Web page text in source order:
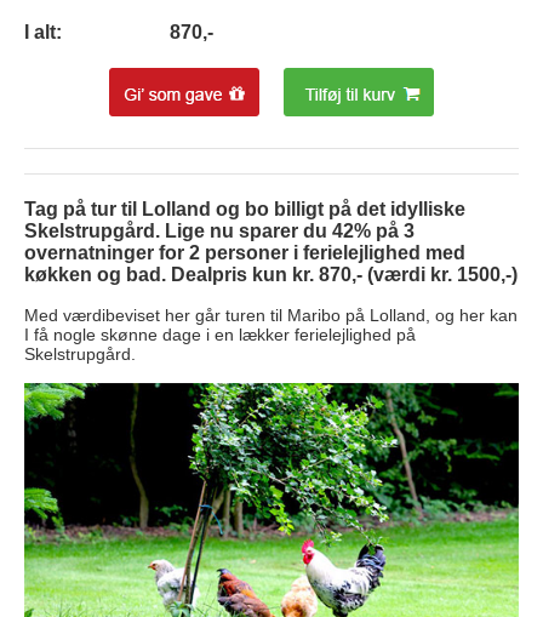
I alt: 870,-
Tag på tur til Lolland og bo billigt på det idylliske
Skelstrupgård. Lige nu sparer du 42% på 3
overnatninger for 2 personer i ferielejlighed med
køkken og bad . Dealpris kun kr. 870,- (værdi kr. 1500,-)
Med værdibeviset her går turen til Maribo på Lolland, og her kan
I få nogle skønne dage i en lækker ferielejlighed på
Skelstrupgård.